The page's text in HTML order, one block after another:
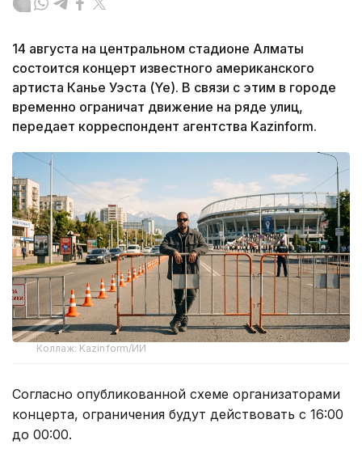
14 августа на центральном стадионе Алматы
состоится концерт известного американского
артиста Канье Уэста (Ye). В связи с этим в городе
временно ограничат движение на ряде улиц,
передает корреспондент агентства Kazinform.
Коллаж: Kazinform/ИИ
Согласно опубликованной схеме организаторами
концерта, ограничения будут действовать с 16:00
до 00:00.